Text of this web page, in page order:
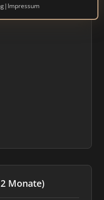
| Impressum
Monate)